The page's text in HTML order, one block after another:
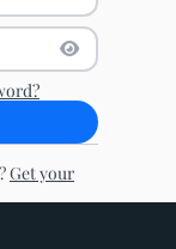
Show
Hide
Get your